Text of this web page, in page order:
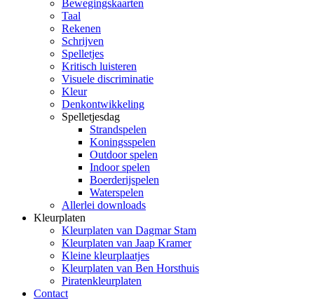
Bewegingskaarten
Taal
Rekenen
Schrijven
Spelletjes
Kritisch luisteren
Visuele discriminatie
Kleur
Denkontwikkeling
Spelletjesdag
Strandspelen
Koningsspelen
Outdoor spelen
Indoor spelen
Boerderijspelen
Waterspelen
Allerlei downloads
Kleurplaten
Kleurplaten van Dagmar Stam
Kleurplaten van Jaap Kramer
Kleine kleurplaatjes
Kleurplaten van Ben Horsthuis
Piratenkleurplaten
Contact